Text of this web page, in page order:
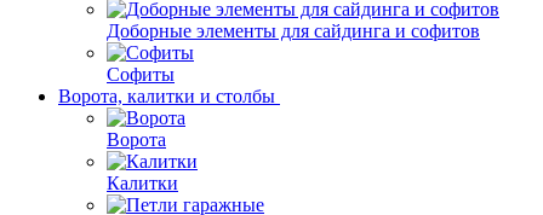
Доборные элементы для сайдинга и софитов
Софиты
Ворота, калитки и столбы
Ворота
Калитки